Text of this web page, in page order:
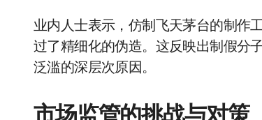
业内人士表示，仿制飞天茅台的制作
过了精细化的伪造。这反映出制假分
泛滥的深层次原因。